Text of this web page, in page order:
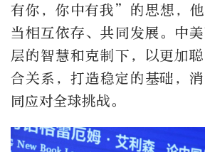
有你，你中有我”的思想，
当相互依存、共同发展。中
层的智慧和克制下，以更加
合关系，打造稳定的基础，
同应对全球挑战。